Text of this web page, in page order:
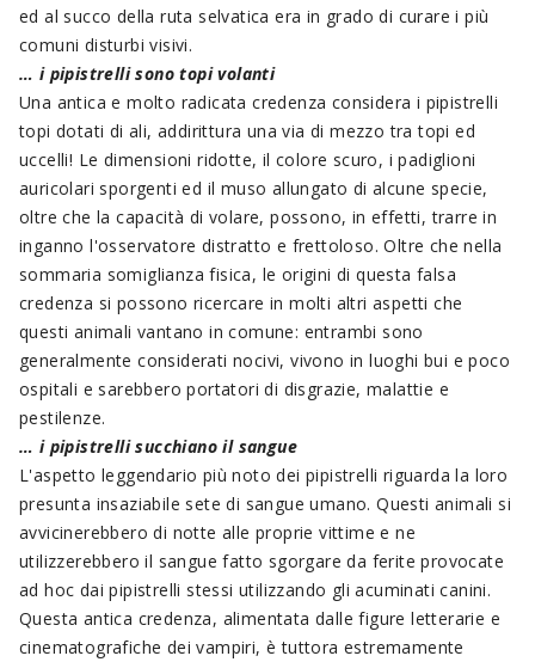
ed al succo della ruta selvatica era in grado di curare i più
comuni disturbi visivi.
… i pipistrelli sono topi volanti
Una antica e molto radicata credenza considera i pipistrelli
topi dotati di ali, addirittura una via di mezzo tra topi ed
uccelli! Le dimensioni ridotte, il colore scuro, i padiglioni
auricolari sporgenti ed il muso allungato di alcune specie,
oltre che la capacità di volare, possono, in effetti, trarre in
inganno l'osservatore distratto e frettoloso. Oltre che nella
sommaria somiglianza fisica, le origini di questa falsa
credenza si possono ricercare in molti altri aspetti che
questi animali vantano in comune: entrambi sono
generalmente considerati nocivi, vivono in luoghi bui e poco
ospitali e sarebbero portatori di disgrazie, malattie e
pestilenze.
… i pipistrelli succhiano il sangue
L'aspetto leggendario più noto dei pipistrelli riguarda la loro
presunta insaziabile sete di sangue umano. Questi animali si
avvicinerebbero di notte alle proprie vittime e ne
utilizzerebbero il sangue fatto sgorgare da ferite provocate
ad hoc dai pipistrelli stessi utilizzando gli acuminati canini.
Questa antica credenza, alimentata dalle figure letterarie e
cinematografiche dei vampiri, è tuttora estremamente